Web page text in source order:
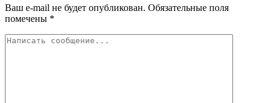
Ваш e-mail не будет опубликован. Обязательные поля
помечены *